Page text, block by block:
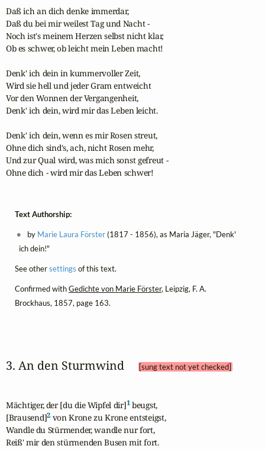
Daß ich an dich denke immerdar,
Daß du bei mir weilest Tag und Nacht -
Noch ist's meinem Herzen selbst nicht klar,
Ob es schwer, ob leicht mein Leben macht!
Denk' ich dein in kummervoller Zeit,
Wird sie hell und jeder Gram entweicht
Vor den Wonnen der Vergangenheit,
Denk' ich dein, wird mir das Leben leicht.
Denk' ich dein, wenn es mir Rosen streut,
Ohne dich sind's, ach, nicht Rosen mehr,
Und zur Qual wird, was mich sonst gefreut -
Ohne dich - wird mir das Leben schwer!
Text Authorship:
by Marie Laura Förster(1817 - 1856), as Maria Jäger, "Denk'
ich dein!"
See othersettings of this text.
Confirmed withGedichte von Marie Förster, Leipzig, F. A.
Brockhaus, 1857, page 163.
3. An den Sturmwind [sung text not yet checked]
Mächtiger, der [du die Wipfel dir]1 beugst,
[Brausend]2 von Krone zu Krone entsteigst,
Wandle du Stürmender, wandle nur fort,
Reiß' mir den stürmenden Busen mit fort.